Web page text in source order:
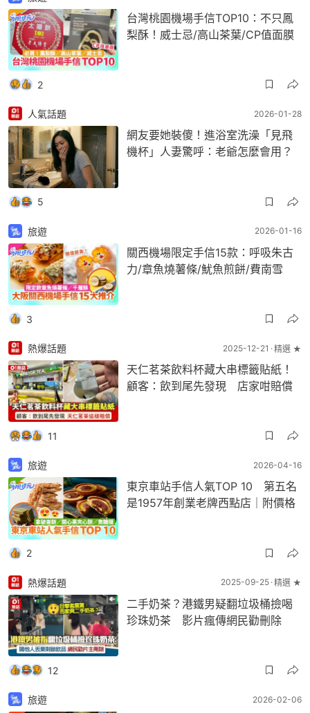
台灣桃園機場手信TOP10：不只鳳
梨酥！威士忌/高山茶葉/CP值面膜
2
人氣話題 2026-01-28
網友要她裝傻！進浴室洗澡「見飛
機杯」人妻驚呼：老爺怎麼會用？
5
旅遊 2026-01-16
關西機場限定手信15款：呼吸朱古
力/章魚燒薯條/魷魚煎餅/費南雪
3
熱爆話題 2025-12-21 精選 ★
天仁茗茶飲料杯藏大串標籤貼紙！
顧客：飲到尾先發現 店家咁賠償
11
旅遊 2026-04-16
東京車站手信人氣TOP 10 第五名
是1957年創業老牌西點店｜附價格
2
熱爆話題 2025-09-25 精選 ★
二手奶茶？港鐵男疑翻垃圾桶撿喝
珍珠奶茶 影片瘋傳網民勸刪除
12
旅遊 2026-02-06